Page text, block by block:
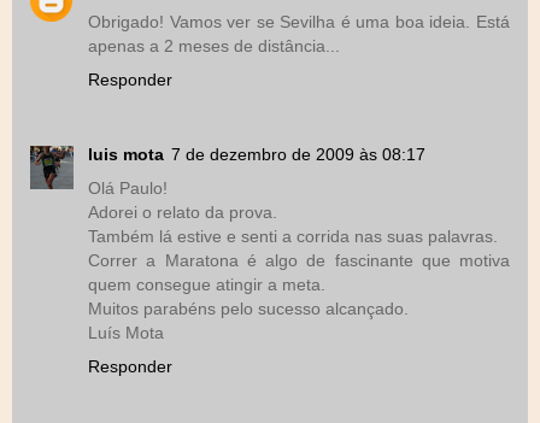
Obrigado! Vamos ver se Sevilha é uma boa ideia. Está
apenas a 2 meses de distância...
Responder
luis mota 7 de dezembro de 2009 às 08:17
Olá Paulo!
Adorei o relato da prova.
Também lá estive e senti a corrida nas suas palavras.
Correr a Maratona é algo de fascinante que motiva
quem consegue atingir a meta.
Muitos parabéns pelo sucesso alcançado.
Luís Mota
Responder